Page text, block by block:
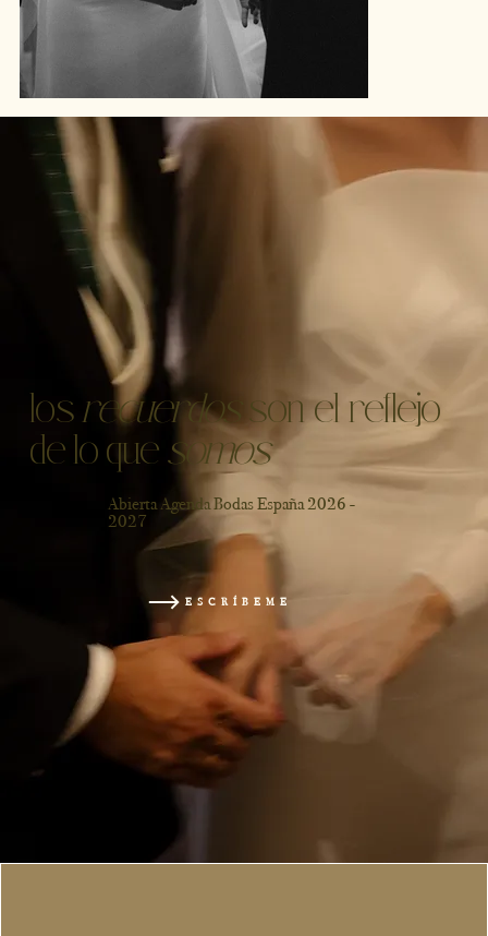
los recuerdos son el reflejo
de lo que somos
Abierta Agenda Bodas España 2026 -
2027
ESCRÍBEME